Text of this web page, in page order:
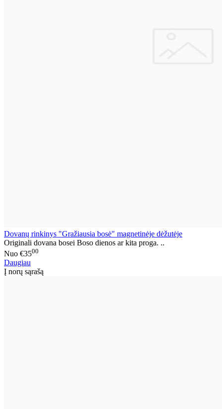
Dovanų rinkinys "Gražiausia bosė" magnetinėje dėžutėje
Originali dovana bosei Boso dienos ar kita proga. ..
Nuo €3500
Daugiau
Į norų sąrašą